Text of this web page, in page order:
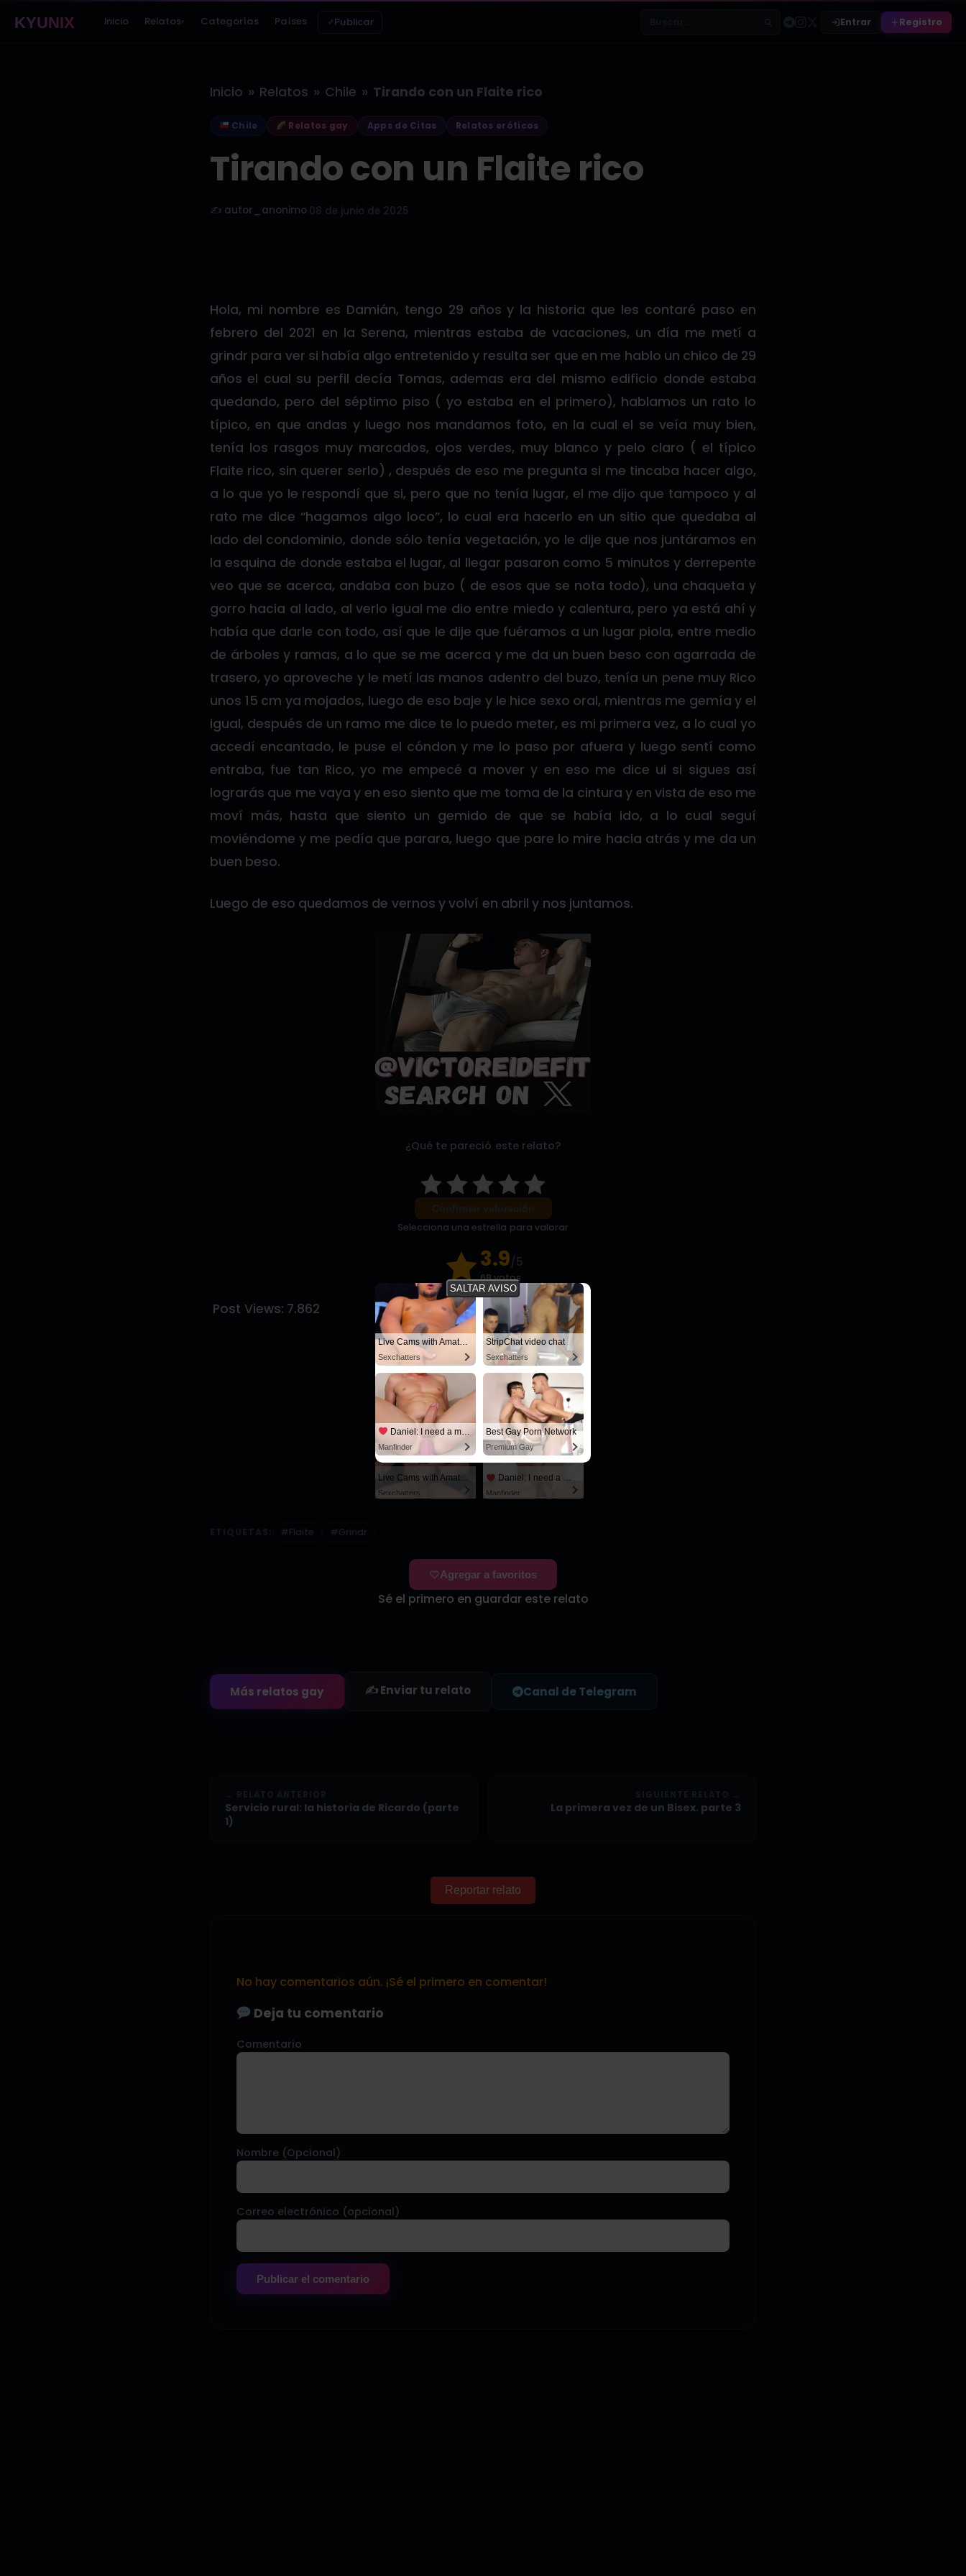
KYUNIX Inicio Relatos▾ Categorías Países Publicar Entrar Registro
Inicio » Relatos » Chile » Tirando con un Flaite rico
Chile Relatos gay Apps de Citas Relatos eróticos
Tirando con un Flaite rico
✍️ autor_anonimo 08 de junio de 2025
Hola, mi nombre es Damián, tengo 29 años y la historia que les contaré paso en
febrero del 2021 en la Serena, mientras estaba de vacaciones, un día me metí a
grindr para ver si había algo entretenido y resulta ser que en me hablo un chico de 29
años el cual su perfil decía Tomas, ademas era del mismo edificio donde estaba
quedando, pero del séptimo piso ( yo estaba en el primero), hablamos un rato lo
típico, en que andas y luego nos mandamos foto, en la cual el se veía muy bien,
tenía los rasgos muy marcados, ojos verdes, muy blanco y pelo claro ( el típico
Flaite rico, sin querer serlo) , después de eso me pregunta si me tincaba hacer algo,
a lo que yo le respondí que si, pero que no tenía lugar, el me dijo que tampoco y al
rato me dice “hagamos algo loco”, lo cual era hacerlo en un sitio que quedaba al
lado del condominio, donde sólo tenía vegetación, yo le dije que nos juntáramos en
la esquina de donde estaba el lugar, al llegar pasaron como 5 minutos y derrepente
veo que se acerca, andaba con buzo ( de esos que se nota todo), una chaqueta y
gorro hacia al lado, al verlo igual me dio entre miedo y calentura, pero ya está ahí y
había que darle con todo, así que le dije que fuéramos a un lugar piola, entre medio
de árboles y ramas, a lo que se me acerca y me da un buen beso con agarrada de
trasero, yo aproveche y le metí las manos adentro del buzo, tenía un pene muy Rico
unos 15 cm ya mojados, luego de eso baje y le hice sexo oral, mientras me gemía y el
igual, después de un ramo me dice te lo puedo meter, es mi primera vez, a lo cual yo
accedí encantado, le puse el cóndon y me lo paso por afuera y luego sentí como
entraba, fue tan Rico, yo me empecé a mover y en eso me dice ui si sigues así
lograrás que me vaya y en eso siento que me toma de la cintura y en vista de eso me
moví más, hasta que siento un gemido de que se había ido, a lo cual seguí
moviéndome y me pedía que parara, luego que pare lo mire hacia atrás y me da un
buen beso.
Luego de eso quedamos de vernos y volví en abril y nos juntamos.
¿Qué te pareció este relato?
Selecciona una estrella para valorar
3.9/5
68 votos
Post Views: 7.862
SayUncle
I Need My Stepdaddy
SayUncle
Live Cams with Amateur Men
Sexchatters
Daniel: I need a man for a spicy night...
Manfinder
#Flaite #Grindr
Agregar a favoritos
Sé el primero en guardar este relato
Más relatos gay ✍️ Enviar tu relato Canal de Telegram
Servicio rural: la historia de Ricardo (parte
1)
La primera vez de un Bisex. parte 3
Reportar relato
No hay comentarios aún. ¡Sé el primero en comentar!
Deja tu comentario
Comentario
Nombre (Opcional)
Correo electrónico (opcional)
Live Cams with Amateur Men
Sexchatters
StripChat video chat
Sexchatters
Daniel: I need a man for a spicy night...
Manfinder
Best Gay Porn Network
Premium Gay
SALTAR AVISO